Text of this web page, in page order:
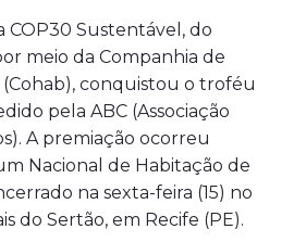
COP30 Sustentável, do
meio da Companhia de
(Cohab), conquistou o troféu
pela ABC (Associação
A premiação ocorreu
Nacional de Habitação de
na sexta-feira (15) no
do Sertão, em Recife (PE).